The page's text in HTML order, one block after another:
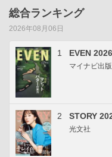
総合ランキング
2026年08月06日
1 EVEN
マイナビ出版
2 STORY
光文社